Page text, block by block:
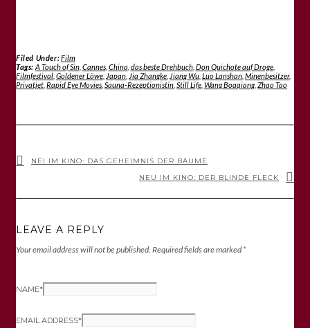
Filed Under:Film
Tags: A Touch of Sin, Cannes, China das beste Drehbuch, Don Quichote auf Droge,
Filmfestival Goldener Löwe Japan Jia Zhangke Jiang Wu Luo Lanshan Minenbesitzer,
Privatjet Rapid Eye Movies Sauna-Rezeptionistin Still Life Wang Boaqiang, Zhao Tao
NEI IM KINO: DAS GEHEIMNIS DER BÄUME
NEU IM KINO: DER BLINDE FLECK
LEAVE A REPLY
Your email address will not be published. Required fields are marked *
NAME*
EMAIL ADDRESS*